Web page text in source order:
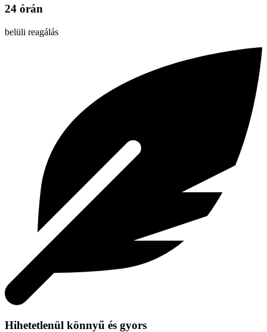
24 órán
belüli reagálás
Hihetetlenül könnyű és gyors